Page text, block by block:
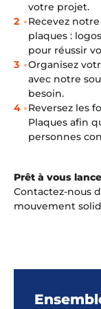
votre projet.
Recevez
plaques :
pour réussir
Organisez
avec notre
besoin.
Reversez les
Plaques afin
personnes
Prêt à vous
Contactez-nous
mouvement